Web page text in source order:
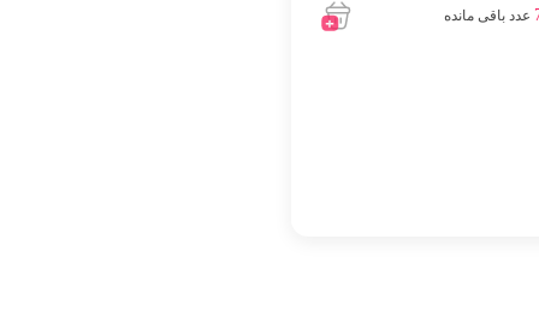
عدد باقی مانده